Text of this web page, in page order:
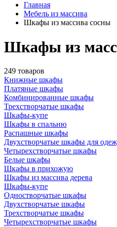
Главная
Мебель из массива
Шкафы из массива сосны
Шкафы из
249 товаров
Книжные шкафы
Платяные шкафы
Комбинированные шкафы
Трехстворчатые шкафы
Шкафы-купе
Шкафы в спальню
Распашные шкафы
Двухстворчатые шкафы для
Четырехстворчатые шкафы
Белые шкафы
Шкафы в прихожую
Шкафы из массива дерева
Шкафы-купе
Одностворчатые шкафы
Двухстворчатые шкафы
Трехстворчатые шкафы
Четырехстворчатые шкафы